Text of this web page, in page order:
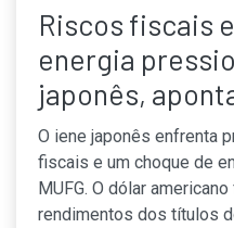
Riscos fiscais
energia
japonês,
O iene japonês enfrenta
fiscais e um choque de
MUFG. O dólar
rendimentos dos títulos